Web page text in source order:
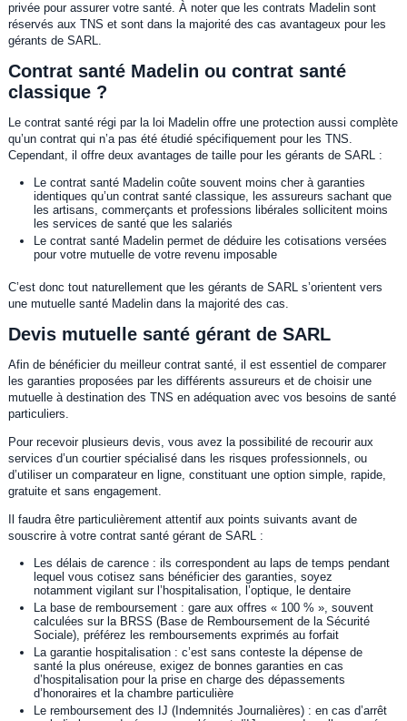
privée pour assurer votre santé. À noter que les contrats Madelin sont
réservés aux TNS et sont dans la majorité des cas avantageux pour les
gérants de SARL.
Contrat santé Madelin ou contrat santé
classique ?
Le contrat santé régi par la loi Madelin offre une protection aussi complète
qu’un contrat qui n’a pas été étudié spécifiquement pour les TNS.
Cependant, il offre deux avantages de taille pour les gérants de SARL :
Le contrat santé Madelin coûte souvent moins cher à garanties
identiques qu’un contrat santé classique, les assureurs sachant que
les artisans, commerçants et professions libérales sollicitent moins
les services de santé que les salariés
Le contrat santé Madelin permet de déduire les cotisations versées
pour votre mutuelle de votre revenu imposable
C’est donc tout naturellement que les gérants de SARL s’orientent vers
une mutuelle santé Madelin dans la majorité des cas.
Devis mutuelle santé gérant de SARL
Afin de bénéficier du meilleur contrat santé, il est essentiel de comparer
les garanties proposées par les différents assureurs et de choisir une
mutuelle à destination des TNS en adéquation avec vos besoins de santé
particuliers.
Pour recevoir plusieurs devis, vous avez la possibilité de recourir aux
services d’un courtier spécialisé dans les risques professionnels, ou
d’utiliser un comparateur en ligne, constituant une option simple, rapide,
gratuite et sans engagement.
Il faudra être particulièrement attentif aux points suivants avant de
souscrire à votre contrat santé gérant de SARL :
Les délais de carence : ils correspondent au laps de temps pendant
lequel vous cotisez sans bénéficier des garanties, soyez
notamment vigilant sur l’hospitalisation, l’optique, le dentaire
La base de remboursement : gare aux offres « 100 % », souvent
calculées sur la BRSS (Base de Remboursement de la Sécurité
Sociale), préférez les remboursements exprimés au forfait
La garantie hospitalisation : c’est sans conteste la dépense de
santé la plus onéreuse, exigez de bonnes garanties en cas
d’hospitalisation pour la prise en charge des dépassements
d’honoraires et la chambre particulière
Le remboursement des IJ (Indemnités Journalières) : en cas d’arrêt